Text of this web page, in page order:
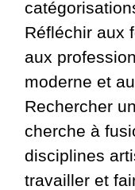
Réfléchir aux
aux
moderne et
Rechercher
cherche à
disciplines
travailler et